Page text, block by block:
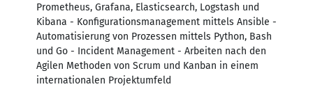
Prometheus, Grafana, Elasticsearch, Logstash und
Kibana - Konfigurationsmanagement mittels Ansible -
Automatisierung von Prozessen mittels Python, Bash
und Go - Incident Management - Arbeiten nach den
Agilen Methoden von Scrum und Kanban in einem
internationalen Projektumfeld